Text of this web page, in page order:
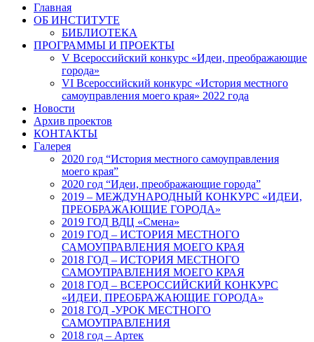
Главная
ОБ ИНСТИТУТЕ
БИБЛИОТЕКА
ПРОГРАММЫ И ПРОЕКТЫ
V Всероссийский конкурс «Идеи, преображающие
города»
VI Всероссийский конкурс «История местного
самоуправления моего края» 2022 года
Новости
Архив проектов
КОНТАКТЫ
Галерея
2020 год “История местного самоуправления
моего края”
2020 год “Идеи, преображающие города”
2019 – МЕЖДУНАРОДНЫЙ КОНКУРС «ИДЕИ,
ПРЕОБРАЖАЮЩИЕ ГОРОДА»
2019 ГОД ВДЦ «Смена»
2019 ГОД – ИСТОРИЯ МЕСТНОГО
САМОУПРАВЛЕНИЯ МОЕГО КРАЯ
2018 ГОД – ИСТОРИЯ МЕСТНОГО
САМОУПРАВЛЕНИЯ МОЕГО КРАЯ
2018 ГОД – ВСЕРОССИЙСКИЙ КОНКУРС
«ИДЕИ, ПРЕОБРАЖАЮЩИЕ ГОРОДА»
2018 ГОД -УРОК МЕСТНОГО
САМОУПРАВЛЕНИЯ
2018 год – Артек